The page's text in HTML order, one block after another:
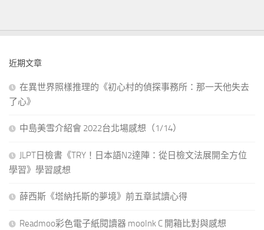
近期文章
在異世界照樣推理的《初心村的偵探事務所：那一天他失去
了心》
中島美雪介紹會 2022台北場感想（1/14）
JLPT日檢書《TRY！日本語N2達陣：從日檢文法展開全方位
學習》學習感想
薛西斯《塔納托斯的夢境》前五章試讀心得
Readmoo彩色電子紙閱讀器 mooInk C 開箱比對與感想